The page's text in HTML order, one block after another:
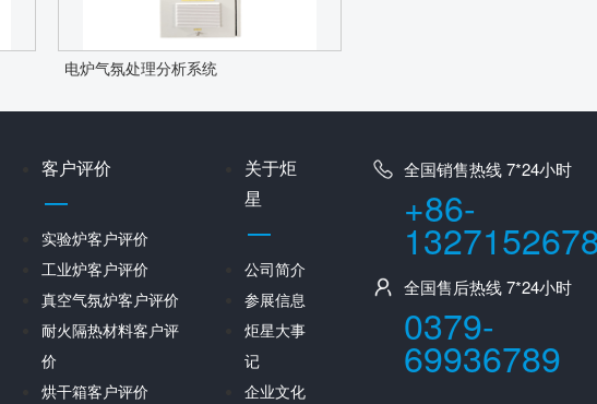
电炉气氛处理分析系统
客户评价
实验炉客户评价
工业炉客户评价
真空气氛炉客户评价
耐火隔热材料客户评
价
烘干箱客户评价
关于炬
星
公司简介
参展信息
炬星大事
记
企业文化
全国销售热线 7*24小时
+86-
全国售后热线 7*24小时
0379-
69936789